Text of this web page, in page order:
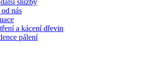
služby
nás
a kácení dřevin
pálení